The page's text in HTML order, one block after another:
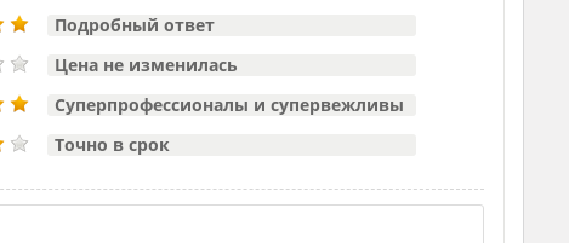
Подробный ответ
Цена не изменилась
Суперпрофессионалы и супервежливы
Точно в срок